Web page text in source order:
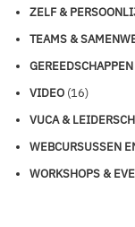
ZELF &
TEAMS &
VIDEO (16)
VUCA &
WEBCURSUSSEN
WORKSHOPS &